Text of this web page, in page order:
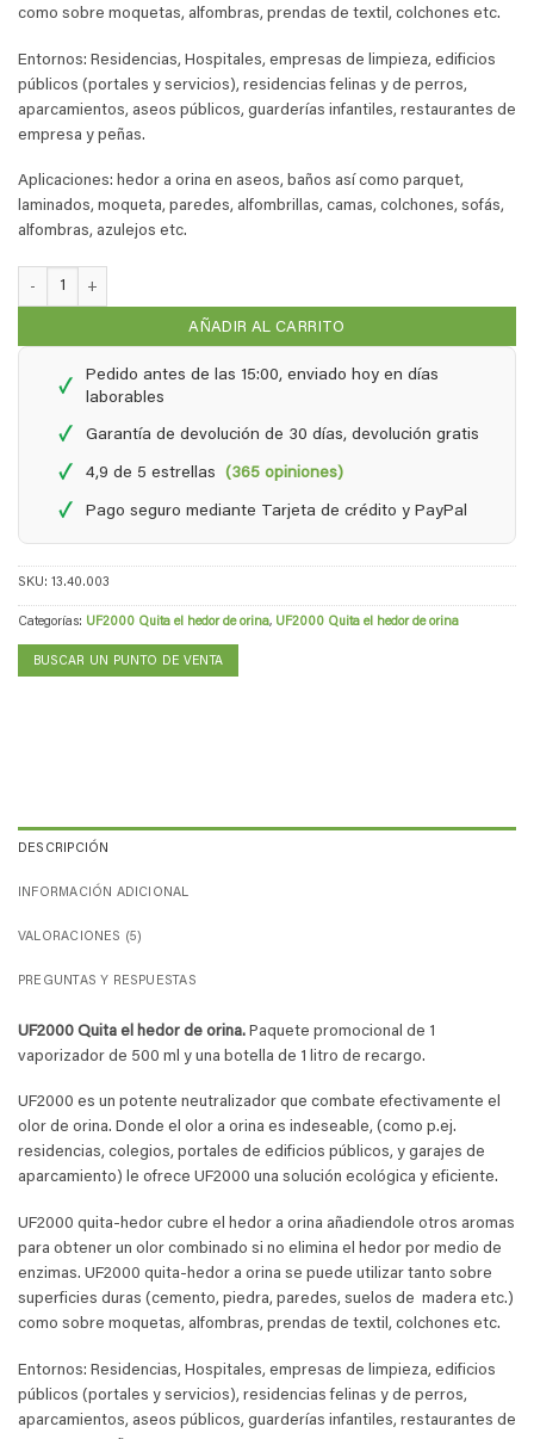
como sobre moquetas, alfombras, prendas de textil, colchones etc.
Entornos: Residencias, Hospitales, empresas de limpieza, edificios
públicos (portales y servicios), residencias felinas y de perros,
aparcamientos, aseos públicos, guarderías infantiles, restaurantes de
empresa y peñas.
Aplicaciones: hedor a orina en aseos, baños así como parquet,
laminados, moqueta, paredes, alfombrillas, camas, colchones, sofás,
alfombras, azulejos etc.
AÑADIR AL CARRITO
✓
Pedido antes de las 15:00, enviado hoy en días
laborables
✓ Garantía de devolución de 30 días, devolución gratis
✓ 4,9 de 5 estrellas(365 opiniones)
✓ Pago seguro mediante Tarjeta de crédito y PayPal
SKU: 13.40.003
Categorías: UF2000 Quita el hedor de orina, UF2000 Quita el hedor de orina
BUSCAR UN PUNTO DE VENTA
DESCRIPCIÓN
INFORMACIÓN ADICIONAL
VALORACIONES (5)
PREGUNTAS Y RESPUESTAS
UF2000 Quita el hedor de orina. Paquete promocional de 1
vaporizador de 500 ml y una botella de 1 litro de recargo.
UF2000 es un potente neutralizador que combate efectivamente el
olor de orina. Donde el olor a orina es indeseable, (como p.ej.
residencias, colegios, portales de edificios públicos, y garajes de
aparcamiento) le ofrece UF2000 una solución ecológica y eficiente.
UF2000 quita-hedor cubre el hedor a orina añadiendole otros aromas
para obtener un olor combinado si no elimina el hedor por medio de
enzimas. UF2000 quita-hedor a orina se puede utilizar tanto sobre
superficies duras (cemento, piedra, paredes, suelos de madera etc.)
como sobre moquetas, alfombras, prendas de textil, colchones etc.
Entornos: Residencias, Hospitales, empresas de limpieza, edificios
públicos (portales y servicios), residencias felinas y de perros,
aparcamientos, aseos públicos, guarderías infantiles, restaurantes de